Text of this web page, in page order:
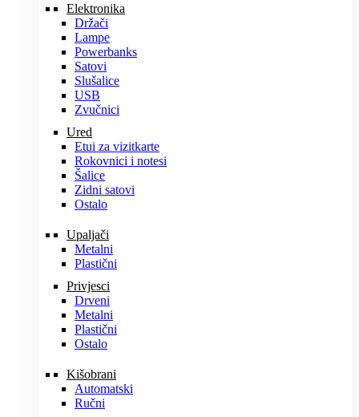
Elektronika
Držači
Lampe
Powerbanks
Satovi
Slušalice
USB
Zvučnici
Ured
Etui za vizitkarte
Rokovnici i notesi
Šalice
Zidni satovi
Ostalo
Upaljači
Metalni
Plastični
Privjesci
Drveni
Metalni
Plastični
Ostalo
Kišobrani
Automatski
Ručni